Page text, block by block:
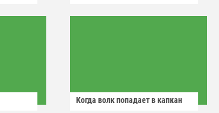
Когда волк попадает в капкан